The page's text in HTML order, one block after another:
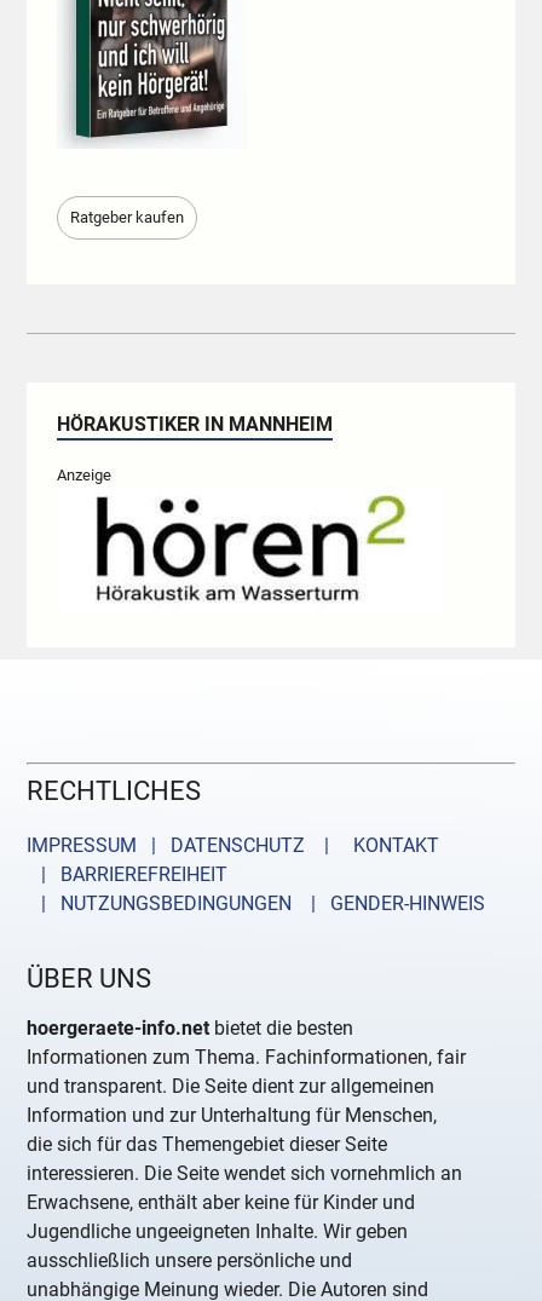
Ratgeber kaufen
HÖRAKUSTIKER IN MANNHEIM
Anzeige
RECHTLICHES
IMPRESSUM | DATENSCHUTZ |
KONTAKT
| BARRIEREFREIHEIT
| NUTZUNGSBEDINGUNGEN
| GENDER-HINWEIS
ÜBER UNS
hoergeraete-info.net bietet die besten
Informationen zum Thema. Fachinformationen, fair
und transparent. Die Seite dient zur allgemeinen
Information und zur Unterhaltung für Menschen,
die sich für das Themengebiet dieser Seite
interessieren. Die Seite wendet sich vornehmlich an
Erwachsene, enthält aber keine für Kinder und
Jugendliche ungeeigneten Inhalte. Wir geben
ausschließlich unsere persönliche und
unabhängige Meinung wieder. Die Autoren sind